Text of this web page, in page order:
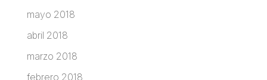
mayo 2018
abril 2018
marzo 2018
febrero 2018